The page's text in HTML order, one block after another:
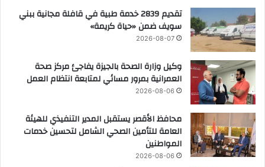
تقديم 2839 خدمة طبية في قافلة مجانية ببني
سويف ضمن «حياة كريمة»
2026-08-07
وكيل وزارة الصحة بالجيزة يفاجئ مركز صحة
العمرانية بمرور مسائي لمتابعة انتظام العمل
2026-08-06
محافظ الأقصر يستقبل المدير التنفيذي للهيئة
العامة للتأمين الصحي الشامل لتحسين خدمات
المواطنين
2026-08-06